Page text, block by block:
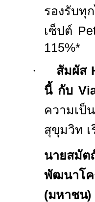
รองรับทุ
เซ็ปต์
115%*
·
สัมผัส
นี้ กับ
ความเป็
สุขุมวิท เ
นายสมัต
พัฒนาโ
(มหา